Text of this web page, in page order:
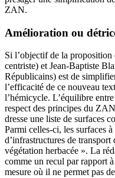
ZAN.
Amélioration ou
Si l’objectif de la
centriste) et Jean-Baptiste
Républicains) est de
l’efficacité de ce nouveau
l’hémicycle. L’équilibre
respect des principes du
dresse une liste de surfaces
Parmi celles-ci, les surfaces
d’infrastructures de
végétation herbacée ». La
comme un recul par rapport
mesure où il ne permet pas